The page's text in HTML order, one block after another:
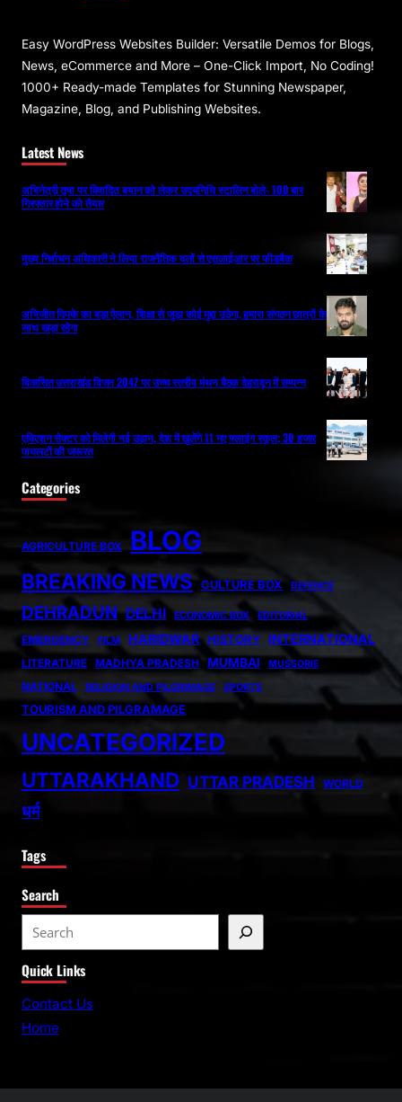
Easy WordPress Websites Builder: Versatile Demos for Blogs,
News, eCommerce and More – One-Click Import, No Coding!
1000+ Ready-made Templates for Stunning Newspaper,
Magazine, Blog, and Publishing Websites.
Latest News
अभिनेत्री तृषा पर विवादित बयान को लेकर उदयनिधि स्टालिन बोले- 100 बार
गिरफ्तार होने को तैयार
मुख्य निर्वाचन अधिकारी ने लिया राजनैतिक दलों से एसआईआर पर फीडबैक
अभिजीत दिपके का बड़ा ऐलान, शिक्षा से जुड़ा कोई मुद्दा उठेगा, हमारा संगठन छात्रों के
साथ खड़ा रहेगा
विकसित उत्तराखंड विजन 2047 पर उच्च स्तरीय मंथन बैठक देहरादून में सम्पन्न
एविएशन सेक्टर को मिलेगी नई उड़ान, देश में खुलेंगे 11 नए फ्लाइंग स्कूल; 30 हजार
पायलटों की जरूरत
Categories
AGRICULTURE BOX BLOG
BREAKING NEWS CULTURE BOX DEFENCE
DEHRADUN DELHI ECONOMIC BOX EDITORIAL
EMERGENCY FILM HARIDWAR HISTORY INTERNATIONAL
LITERATURE MADHYA PRADESH MUMBAI MUSSORIE
NATIONAL RELIGION AND PILGRIMAGE SPORTS
TOURISM AND PILGRAMAGE
UNCATEGORIZED
UTTARAKHAND UTTAR PRADESH WORLD
धर्म
Tags
Search
e
a
r
Quick Links
Contact Us
Home